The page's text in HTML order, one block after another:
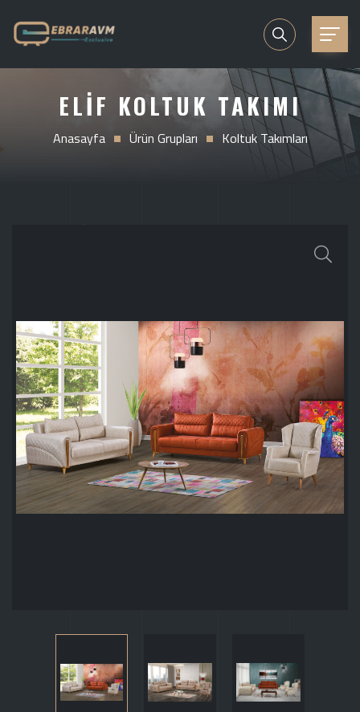
ELIF KOLTUK TAKIMI
Anasayfa Ürün Grupları Koltuk Takımları